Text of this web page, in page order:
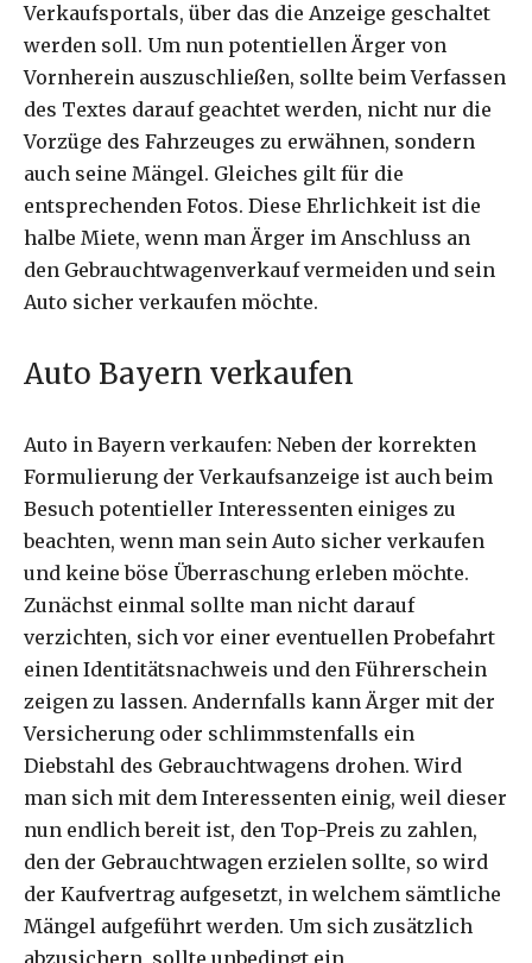
Verkaufsportals, über das die Anzeige geschaltet
werden soll. Um nun potentiellen Ärger von
Vornherein auszuschließen, sollte beim Verfassen
des Textes darauf geachtet werden, nicht nur die
Vorzüge des Fahrzeuges zu erwähnen, sondern
auch seine Mängel. Gleiches gilt für die
entsprechenden Fotos. Diese Ehrlichkeit ist die
halbe Miete, wenn man Ärger im Anschluss an
den Gebrauchtwagenverkauf vermeiden und sein
Auto sicher verkaufen möchte.
Auto Bayern verkaufen
Auto in Bayern verkaufen: Neben der korrekten
Formulierung der Verkaufsanzeige ist auch beim
Besuch potentieller Interessenten einiges zu
beachten, wenn man sein Auto sicher verkaufen
und keine böse Überraschung erleben möchte.
Zunächst einmal sollte man nicht darauf
verzichten, sich vor einer eventuellen Probefahrt
einen Identitätsnachweis und den Führerschein
zeigen zu lassen. Andernfalls kann Ärger mit der
Versicherung oder schlimmstenfalls ein
Diebstahl des Gebrauchtwagens drohen. Wird
man sich mit dem Interessenten einig, weil dieser
nun endlich bereit ist, den Top-Preis zu zahlen,
den der Gebrauchtwagen erzielen sollte, so wird
der Kaufvertrag aufgesetzt, in welchem sämtliche
Mängel aufgeführt werden. Um sich zusätzlich